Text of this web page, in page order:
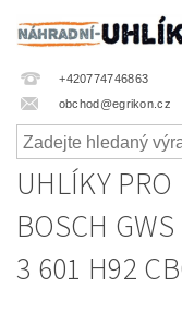
+420774746863
obchod@egrikon.cz
UHLÍKY
BOSCH
3 601 H92